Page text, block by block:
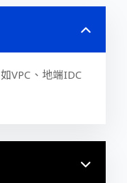
如VPC 、地端IDC